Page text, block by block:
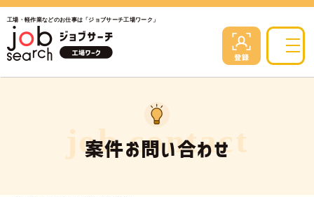
工場・軽作業などのお仕事は「ジョブサーチ工場ワーク」
案件お問い合わせ
job contact